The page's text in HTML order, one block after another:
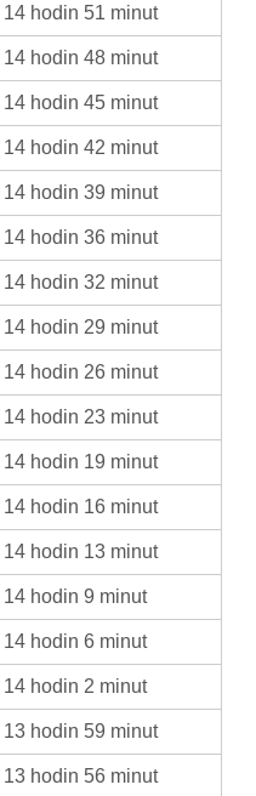
14 hodin 51 minut
14 hodin 48 minut
14 hodin 45 minut
14 hodin 42 minut
14 hodin 39 minut
14 hodin 36 minut
14 hodin 32 minut
14 hodin 29 minut
14 hodin 26 minut
14 hodin 23 minut
14 hodin 19 minut
14 hodin 16 minut
14 hodin 13 minut
14 hodin 9 minut
14 hodin 6 minut
14 hodin 2 minut
13 hodin 59 minut
13 hodin 56 minut